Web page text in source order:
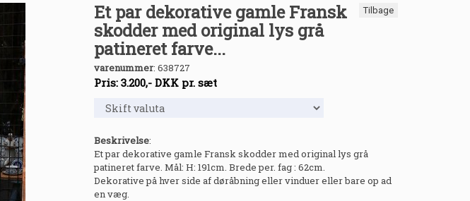
Tilbage
Et par dekorative gamle Fransk
skodder med original lys grå
patineret farve...
varenummer: 638727
Pris: 3.200,- DKKpr. sæt
Beskrivelse:
Et par dekorative gamle Fransk skodder med original lys grå
patineret farve. Mål: H: 191cm. Brede per. fag : 62cm.
Dekorative på hver side af døråbning eller vinduer eller bare op ad
en væg.